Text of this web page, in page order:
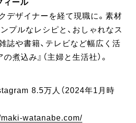
ィール
デザイナーを経て現職に。素材
プルなレシピと、おしゃれなス
誌や書籍、テレビなど幅広く活
煮込み』（主婦と生活社）。
8.5万人（2024年1月時
watanabe.com/